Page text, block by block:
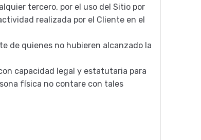
tercero, por el uso del Sitio por
realizada por el Cliente en el
de quienes no hubieren alcanzado la
capacidad legal y estatutaria para
física no contare con tales